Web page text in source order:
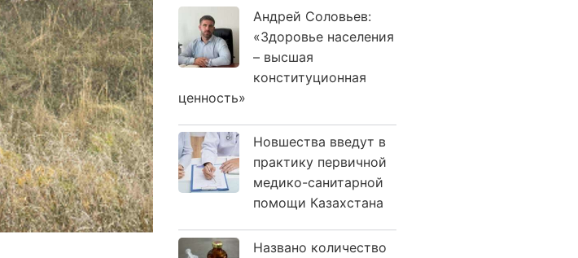
Андрей Соловьев:
«Здоровье населения
– высшая
конституционная
ценность»
Новшества введут в
практику первичной
медико-санитарной
помощи Казахстана
Названо количество